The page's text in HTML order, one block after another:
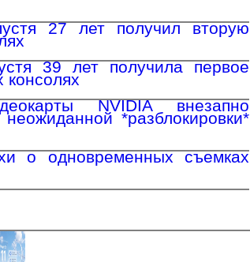
27 лет получил вторую
39 лет получила первое
консолях
NVIDIA внезапно
*разблокировки*
о одновременных съемках